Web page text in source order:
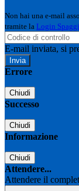
Non hai una e-mail
tramite la Login
E-mail inviata, si
Errore
Chiudi
Successo
Chiudi
Informazione
Chiudi
Attendere...
Attendere il